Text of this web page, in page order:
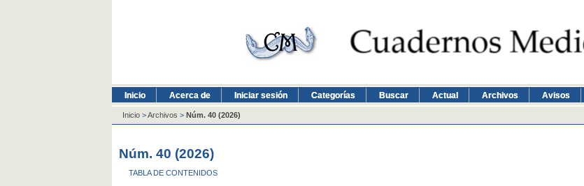
Inicio Acerca de Iniciar sesión Categorías Buscar Actual Archivos Avisos
Inicio >Archivos > Núm. 40 (2026)
Núm. 40 (2026)
TABLA DE CONTENIDOS